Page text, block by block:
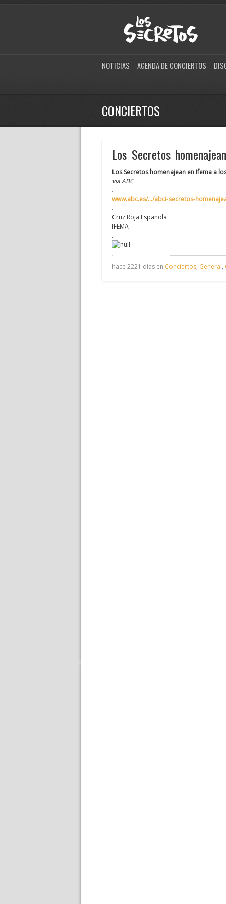
NOTICIAS AGENDA DE CONCIERTOS
CONCIERTOS
Los Secretos
Los Secretos homenajean en Ifema a
via ABC
.
www.abc.es/…/abci-secretos-
.
Cruz Roja Española
IFEMA
.
hace 2221 días en Conciertos, General,